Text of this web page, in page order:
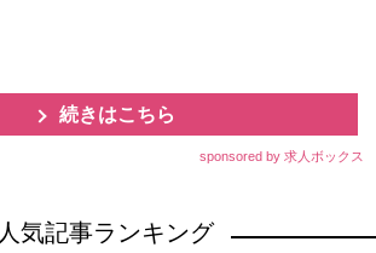
続きはこちら
sponsored by 求人ボックス
人気記事ランキング